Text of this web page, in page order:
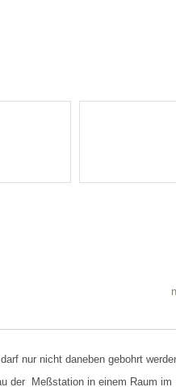
nur nicht daneben gebohrt
der Meßstation in einem Raum im